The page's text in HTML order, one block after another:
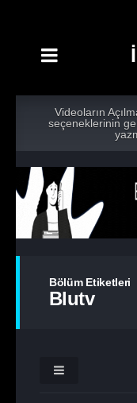
Videoların
seçeneklerinin
Bölüm Etiketleri
Blutv